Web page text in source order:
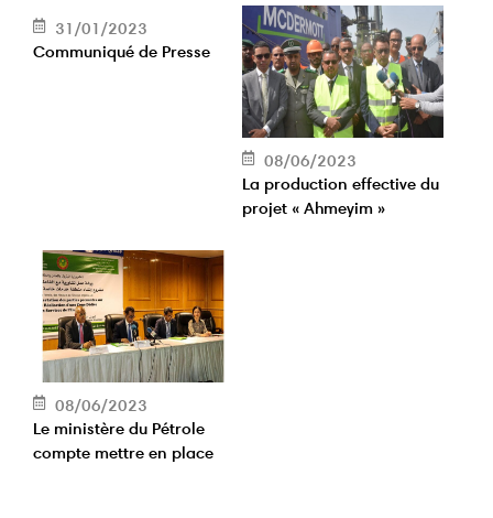
d’Algérie
31/01/2023
Communiqué de Presse
08/06/2023
La production effective du
projet « Ahmeyim »
08/06/2023
Le ministère du Pétrole
compte mettre en place